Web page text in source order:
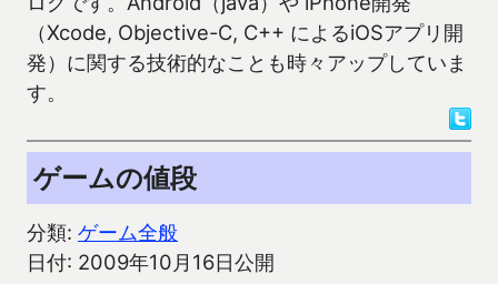
（Xcode, Objective-C, C++ によるiOSアプリ開
発）に関する技術的なことも時々アップしていま
す。
ゲームの値段
分類: ゲーム全般
日付: 2009年10月16日公開